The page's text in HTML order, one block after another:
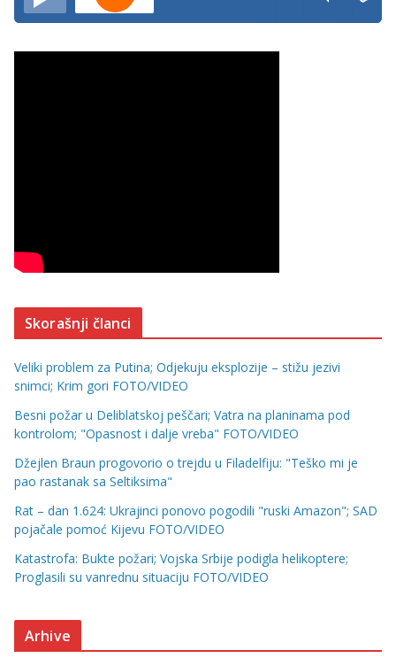
Skorašnji članci
Veliki problem za Putina; Odjekuju eksplozije – stižu jezivi
snimci; Krim gori FOTO/VIDEO
Besni požar u Deliblatskoj peščari; Vatra na planinama pod
kontrolom; "Opasnost i dalje vreba" FOTO/VIDEO
Džejlen Braun progovorio o trejdu u Filadelfiju: "Teško mi je
pao rastanak sa Seltiksima"
Rat – dan 1.624: Ukrajinci ponovo pogodili "ruski Amazon"; SAD
pojačale pomoć Kijevu FOTO/VIDEO
Katastrofa: Bukte požari; Vojska Srbije podigla helikoptere;
Proglasili su vanrednu situaciju FOTO/VIDEO
Arhive